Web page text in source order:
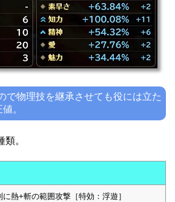
で物理技を継承させても役には立た
。
。
に熱+斬の範囲攻撃［特効：浮遊］